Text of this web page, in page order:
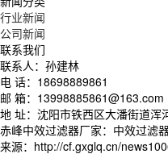
行业新闻
公司新闻
联系我们
联系人：孙建林
电 话：18698889861
邮 箱：13998885861@163.com
地 址：沈阳市铁西区大潘街道
赤峰中效过滤器厂家：中效过滤
来源：http://cf.gxglq.cn/